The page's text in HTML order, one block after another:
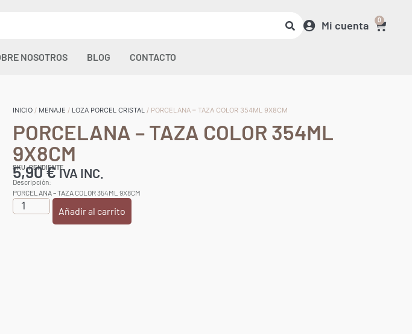
Mi cuenta 0
NOSOTROS BLOG CONTACTO
INICIO / MENAJE / LOZA PORCEL CRISTAL / PORCELANA – TAZA COLOR 354ML 9X8CM
PORCELANA – TAZA COLOR 354ML
9X8CM
SKU: PENDIENTE
5,90€ IVA INC.
Descripción:
PORCELANA – TAZA COLOR 354ML 9X8CM
Añadir al carrito